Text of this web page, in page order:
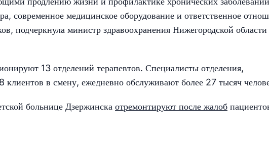
современное медицинское оборудование и ответственное
подчеркнула министр здравоохранения Нижегородской области
13 отделений терапевтов. Специалисты отделения,
клиентов в смену, ежедневно обслуживают более 27 тысяч
больнице Дзержинска отремонтируют после жалоб